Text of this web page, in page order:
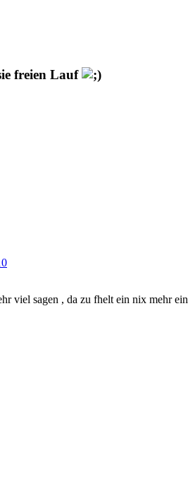
freien Lauf
viel sagen , da zu fhelt ein nix mehr ein